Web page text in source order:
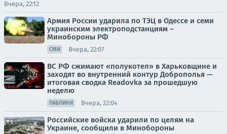
Вчера, 22:12
Армия России ударила по ТЭЦ в Одессе и семи
украинским электроподстанциям –
Минобороны РФ
СМИ Вчера, 22:07
ВС РФ сжимают «полукотел» в Харьковщине и
заходят во внутренний контур Доброполья —
итоговая сводка Readovka за прошедшую
неделю
ПАБЛИКИ Вчера, 22:04
Российские войска ударили по целям на
Украине, сообщили в Минобороны